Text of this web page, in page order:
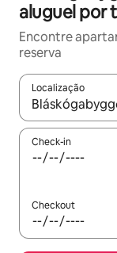
aluguel por
Encontre
reserva
Localização
Quando os
Check-in
Checkout